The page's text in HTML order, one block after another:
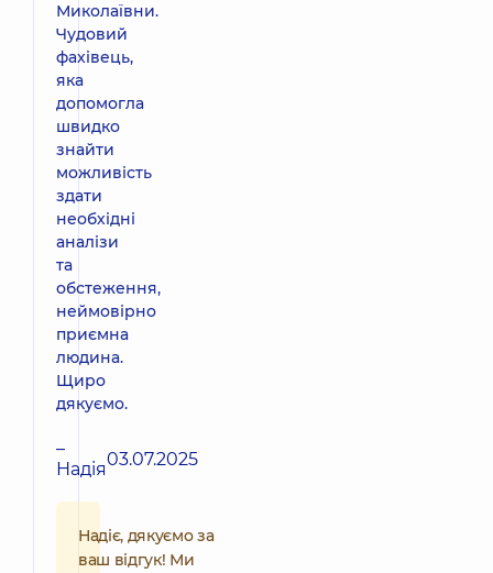
Миколаївни.
Чудовий
фахівець,
яка
допомогла
швидко
знайти
можливість
здати
необхідні
аналізи
та
обстеження,
неймовірно
приємна
людина.
Щиро
дякуємо.
–
Надія03.07.2025
Надіє, дякуємо за
ваш відгук! Ми